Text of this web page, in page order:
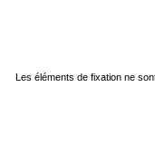
Les éléments de fixation ne